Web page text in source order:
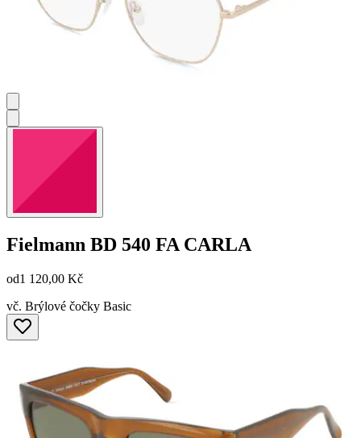
Fielmann BD 540 FA CARLA
od1 120,00 Kč
vč. Brýlové čočky Basic